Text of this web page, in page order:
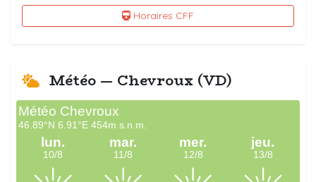
Horaires CFF
Météo — Chevroux (VD)